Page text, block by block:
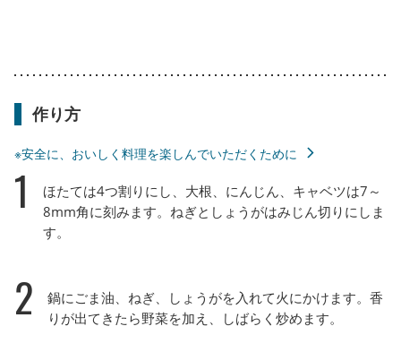
作り方
※安全に、おいしく料理を楽しんでいただくために
1
ほたては4つ割りにし、大根、にんじん、キャベツは7～
8mm角に刻みます。ねぎとしょうがはみじん切りにしま
す。
2
鍋にごま油、ねぎ、しょうがを入れて火にかけます。香
りが出てきたら野菜を加え、しばらく炒めます。